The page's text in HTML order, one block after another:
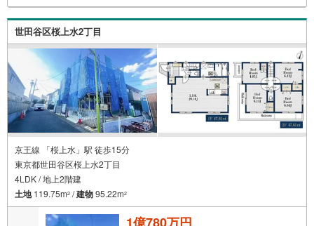
す。◎個別FP相談会 無料物件のご紹介だけでなく住宅ロ
ーン・資金のご相談、まずは家探しについて話を聞きたい
という方も大歓迎です！年間8000棟以上の限定物件を発表
しているオープンハウスだから出会える物件が多数ござい
ます。ぜひお気軽にご連絡・ご相談ください！※限定物件:
当社のみ、もしくは当社を含めた数社でのみご紹介可能な
オープンハウス・ディベロップメントの物件
世田谷区桜上水2丁目
京王線 「桜上水」駅 徒歩15分
東京都世田谷区桜上水2丁目
4LDK / 地上2階建
土地119.75m2 /建物95.22m2
1億780万円